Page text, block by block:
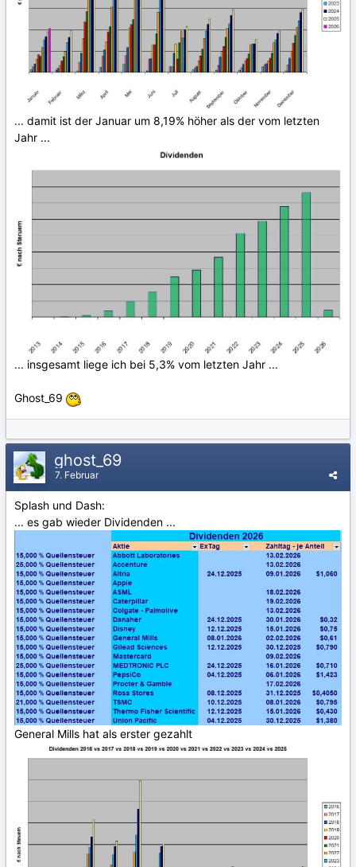
... damit ist der Januar um 8,19% höher als der vom letzten
Jahr ...
... insgesamt liege ich bei 5,3% vom letzten Jahr ...
Ghost_69
ghost_69
7. Februar
Splash und Dash:
... es gab wieder Dividenden ...
General Mills hat als erster gezahlt